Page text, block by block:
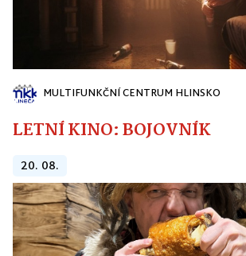
MULTIFUNKČNÍ CENTRUM HLINSKO
LETNÍ KINO: BOJOVNÍK
20. 08.